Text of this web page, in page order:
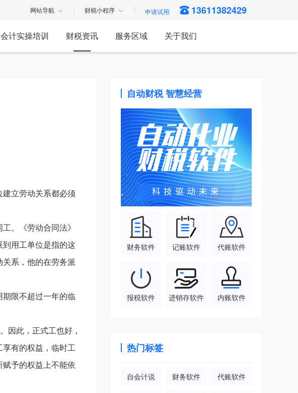
网站导航 财税小程序 13611382429
会计实操培训 财税资讯 服务区域 关于我们
立劳动关系都必须
。《劳动合同法》
用工单位是指的这
系，他的在劳务派
限不超过一年的临
因此，正式工也好，
有的权益，临时工
予的权益上不能依
自动财税 智慧经营
财务软件 记账软件 代账软件
报税软件 进销存软件 内账软件
热门标签
自会计说 财务软件 代账软件